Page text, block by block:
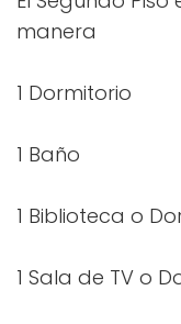
manera
1 Dormitorio
1 Baño
1 Biblioteca o
1 Sala de TV o